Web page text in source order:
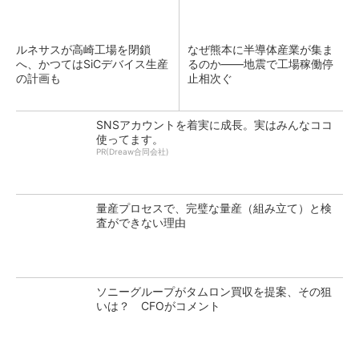
ルネサスが高崎工場を閉鎖
へ、かつてはSiCデバイス生産
の計画も
なぜ熊本に半導体産業が集ま
るのか――地震で工場稼働停
止相次ぐ
SNSアカウントを着実に成長。実はみんなココ
使ってます。
PR(Dreaw合同会社)
量産プロセスで、完璧な量産（組み立て）と検
査ができない理由
ソニーグループがタムロン買収を提案、その狙
いは？ CFOがコメント